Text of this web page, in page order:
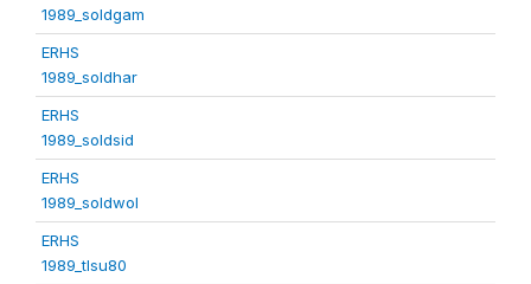
1989_soldgam
ERHS
1989_soldhar
ERHS
1989_soldsid
ERHS
1989_soldwol
ERHS
1989_tlsu80